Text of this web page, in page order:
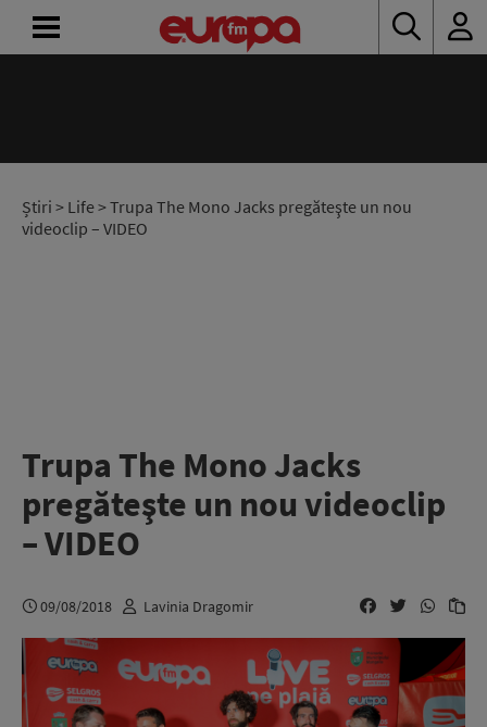
Știri > Life> Trupa The Mono Jacks pregăteşte un nou
videoclip – VIDEO
Trupa The Mono Jacks
pregăteşte un nou videoclip
– VIDEO
09/08/2018 Lavinia Dragomir
RADIO